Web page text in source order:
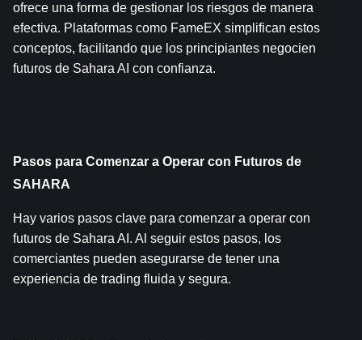
ofrece una forma de gestionar los riesgos de manera
efectiva. Plataformas como FameEX simplifican estos
conceptos, facilitando que los principiantes negocien
futuros de Sahara AI con confianza.
Pasos para Comenzar a Operar con Futuros de
SAHARA
Hay varios pasos clave para comenzar a operar con
futuros de Sahara AI. Al seguir estos pasos, los
comerciantes pueden asegurarse de tener una
experiencia de trading fluida y segura.